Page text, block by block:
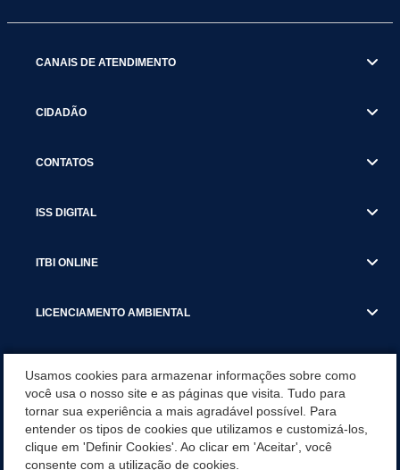
CANAIS DE ATENDIMENTO
CIDADÃO
CONTATOS
ISS DIGITAL
ITBI ONLINE
LICENCIAMENTO AMBIENTAL
SERVIÇOS
SERVIÇOS DO DEPARTAMENTO DE RECEITA MUNICIPAL
Usamos cookies para armazenar informações sobre como
você usa o nosso site e as páginas que visita. Tudo para
tornar sua experiência a mais agradável possível. Para
entender os tipos de cookies que utilizamos e customizá-los,
clique em 'Definir Cookies'. Ao clicar em 'Aceitar', você
consente com a utilização de cookies.